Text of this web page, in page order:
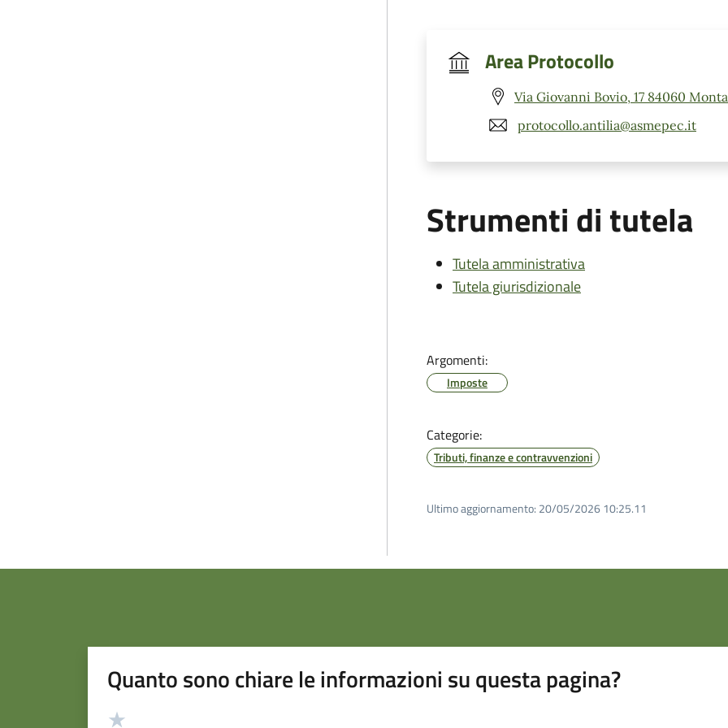
Area Protocollo
Via Giovanni Bovio, 17 84060
protocollo.antilia@asmepec.it
Strumenti di tutela
Tutela amministrativa
Tutela giurisdizionale
Argomenti:
Imposte
Categorie:
Tributi, finanze e contravvenzioni
Ultimo aggiornamento: 20/05/2026 10:25.11
Quanto sono chiare le informazioni su questa pagina?
Valutazione